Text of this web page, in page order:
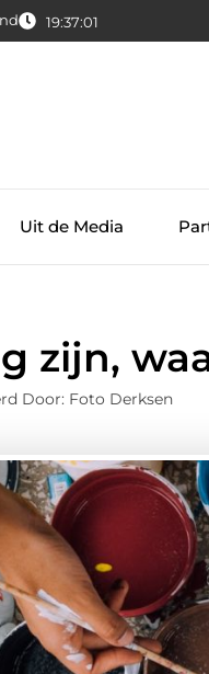
19:37:02
Uit de Media
zijn,
Door: Foto Derksen